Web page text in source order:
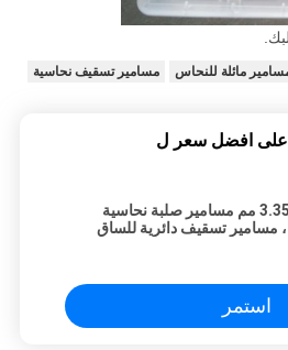
مائلة للنحاس مسامير تسقيف نحاسية
افضل سعر ل
40 × 3.35 مم مسامير صلبة نحاسية
مسامير تسقيف دائرية للساق
استمر